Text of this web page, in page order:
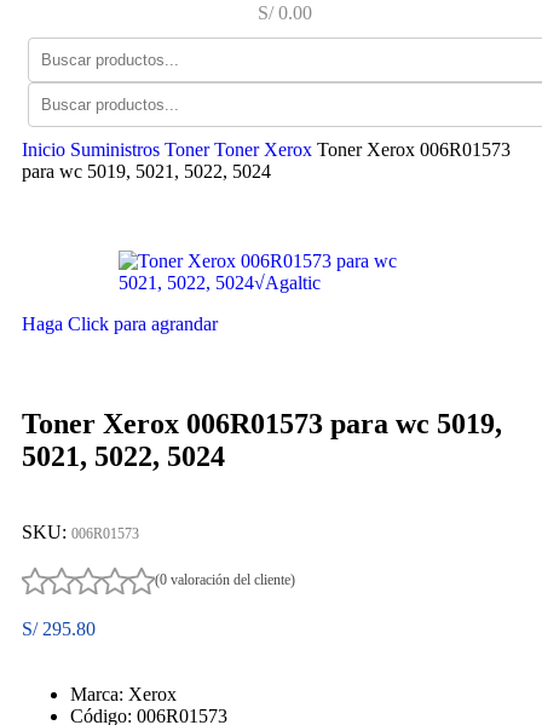
S/0.00
Inicio Suministros TonerToner Xerox Toner Xerox 006R01573
para wc 5019, 5021, 5022, 5024
Haga Click para agrandar
Toner Xerox 006R01573 para wc 5019,
5021, 5022, 5024
SKU: 006R01573
(0 valoración del cliente)
S/295.80
Marca: Xerox
Código: 006R01573